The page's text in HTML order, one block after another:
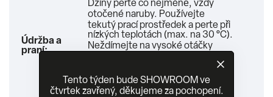
Tento týden bude SHOWROOM ve
čtvrtek zavřený, děkujeme za pochopení.
Údržba a
praní:
Džíny perte co nejméně, vždy
otočené naruby. Používejte
tekutý prací prostředek a perte při
nízkých teplotách (max. na 30 °C).
Neždímejte na vysoké otáčky
elastická vlákna. Při nesprávném
praní dojde k vyblednutí materiálu.